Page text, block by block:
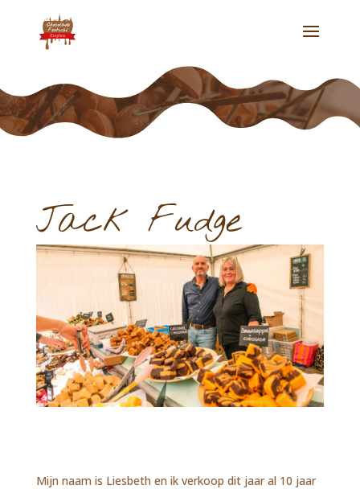
Jack Fudge
Mijn naam is Liesbeth en ik verkoop dit jaar al 10 jaar